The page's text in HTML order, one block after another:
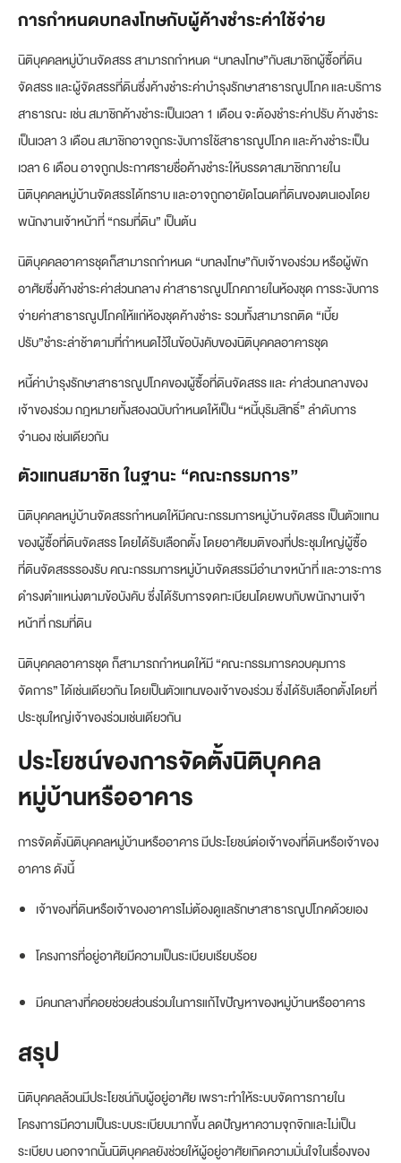
การกำหนดบทลงโทษกับผู้ค้างชำระค่าใช้จ่าย
นิติบุคคลหมู่บ้านจัดสรร สามารถกำหนด “บทลงโทษ”กับสมาชิกผู้ซื้อที่ดิน
จัดสรร และผู้จัดสรรที่ดินซึ่งค้างชำระค่าบำรุงรักษาสาธารณูปโภค และบริการ
สาธารณะ เช่น สมาชิกค้างชำระเป็นเวลา 1 เดือน จะต้องชำระค่าปรับ ค้างชำระ
เป็นเวลา 3 เดือน สมาชิกอาจถูกระงับการใช้สาธารณูปโภค และค้างชำระเป็น
เวลา 6 เดือน อาจถูกประกาศรายชื่อค้างชำระให้บรรดาสมาชิกภายใน
นิติบุคคลหมู่บ้านจัดสรรได้ทราบ และอาจถูกอายัดโฉนดที่ดินของตนเองโดย
พนักงานเจ้าหน้าที่ “กรมที่ดิน” เป็นต้น
นิติบุคคลอาคารชุดก็สามารถกำหนด “บทลงโทษ”กับเจ้าของร่วม หรือผู้พัก
อาศัยซึ่งค้างชำระค่าส่วนกลาง ค่าสาธารณูปโภคภายในห้องชุด การระงับการ
จ่ายค่าสาธารณูปโภคให้แก่ห้องชุดค้างชำระ รวมทั้งสามารถติด “เบี้ย
ปรับ”ชำระล่าช้าตามที่กำหนดไว้ในข้อบังคับของนิติบุคคลอาคารชุด
หนี้ค่าบำรุงรักษาสาธารณูปโภคของผู้ซื้อที่ดินจัดสรร และ ค่าส่วนกลางของ
เจ้าของร่วม กฎหมายทั้งสองฉบับกำหนดให้เป็น “หนี้บุริมสิทธิ์” ลำดับการ
จำนอง เช่นเดียวกัน
ตัวแทนสมาชิก ในฐานะ “คณะกรรมการ”
นิติบุคคลหมู่บ้านจัดสรรกำหนดให้มีคณะกรรมการหมู่บ้านจัดสรร เป็นตัวแทน
ของผู้ซื้อที่ดินจัดสรร โดยได้รับเลือกตั้ง โดยอาศัยมติของที่ประชุมใหญ่ผู้ซื้อ
ที่ดินจัดสรรรองรับ คณะกรรมการหมู่บ้านจัดสรรมีอำนาจหน้าที่ และวาระการ
ดำรงตำแหน่งตามข้อบังคับ ซึ่งได้รับการจดทะเบียนโดยพบกับพนักงานเจ้า
หน้าที่ กรมที่ดิน
นิติบุคคลอาคารชุด ก็สามารถกำหนดให้มี “คณะกรรมการควบคุมการ
จัดการ” ได้เช่นเดียวกัน โดยเป็นตัวแทนของเจ้าของร่วม ซึ่งได้รับเลือกตั้งโดยที่
ประชุมใหญ่เจ้าของร่วมเช่นเดียวกัน
ประโยชน์ของการจัดตั้งนิติบุคคล
หมู่บ้านหรืออาคาร
การจัดตั้งนิติบุคคลหมู่บ้านหรืออาคาร มีประโยชน์ต่อเจ้าของที่ดินหรือเจ้าของ
อาคาร ดังนี้
เจ้าของที่ดินหรือเจ้าของอาคารไม่ต้องดูแลรักษาสาธารณูปโภคด้วยเอง
โครงการที่อยู่อาศัยมีความเป็นระเบียบเรียบร้อย
มีคนกลางที่คอยช่วยส่วนร่วมในการแก้ไขปัญหาของหมู่บ้านหรืออาคาร
สรุป
นิติบุคคลล้วนมีประโยชน์กับผู้อยู่อาศัย เพราะทำให้ระบบจัดการภายใน
โครงการมีความเป็นระบบระเบียบมากขึ้น ลดปัญหาความจุกจิกและไม่เป็น
ระเบียบ นอกจากนั้นนิติบุคคลยังช่วยให้ผู้อยู่อาศัยเกิดความมั่นใจในเรื่องของ